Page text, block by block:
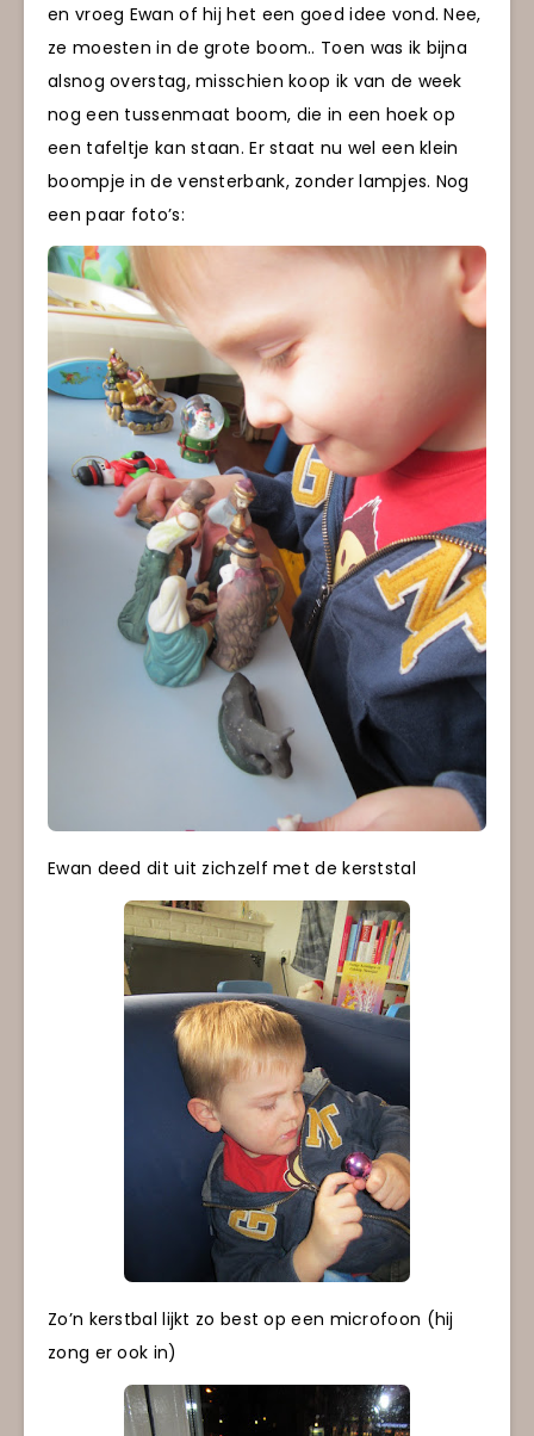
en vroeg Ewan of hij het een goed idee vond. Nee,
ze moesten in de grote boom.. Toen was ik bijna
alsnog overstag, misschien koop ik van de week
nog een tussenmaat boom, die in een hoek op
een tafeltje kan staan. Er staat nu wel een klein
boompje in de vensterbank, zonder lampjes. Nog
een paar foto’s:
Ewan deed dit uit zichzelf met de kerststal
Zo’n kerstbal lijkt zo best op een microfoon (hij
zong er ook in)